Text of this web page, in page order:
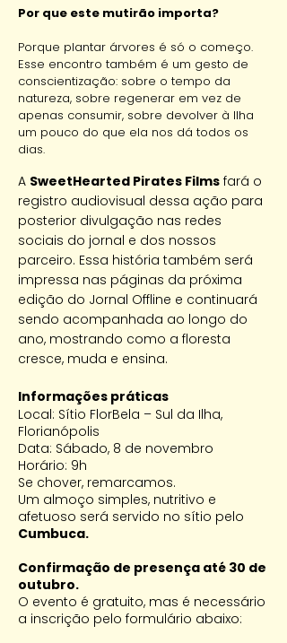
Por que este mutirão importa?
Porque plantar árvores é só o começo.
Esse encontro também é um gesto de
conscientização: sobre o tempo da
natureza, sobre regenerar em vez de
apenas consumir, sobre devolver à Ilha
um pouco do que ela nos dá todos os
dias.
A SweetHearted Pirates Films fará o
registro audiovisual dessa ação para
posterior divulgação nas redes
sociais do jornal e dos nossos
parceiro. Essa história também será
impressa nas páginas da próxima
edição do Jornal Offline e continuará
sendo acompanhada ao longo do
ano, mostrando como a floresta
cresce, muda e ensina.
Informações práticas
Local: Sítio FlorBela – Sul da Ilha,
Florianópolis
Data: Sábado, 8 de novembro
Horário: 9h
Se chover, remarcamos.
Um almoço simples, nutritivo e
afetuoso será servido no sítio pelo
Cumbuca.
Confirmação de presença até 30 de
outubro.
O evento é gratuito, mas é necessário
a inscrição pelo formulário abaixo: